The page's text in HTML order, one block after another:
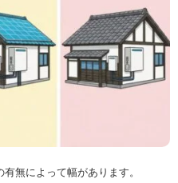
無によって幅があります。